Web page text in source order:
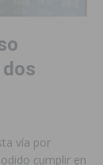
vía por
cumplir en